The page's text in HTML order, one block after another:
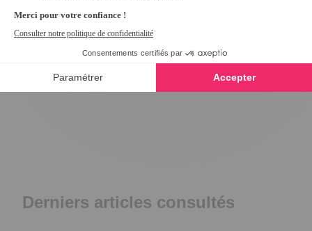
Tapis d'évier égouttoir "le sud"
9,99 € 24,99 €
Derniers articles consultés